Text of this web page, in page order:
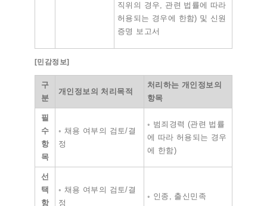
직위의 경우, 관련 법률에 따라
허용되는 경우에 한함) 및 신원
증명 보고서
[민감정보]
구
분
개인정보의 처리목적
처리하는 개인정보의
항목
필
수
항
목
◦ 채용 여부의 검토/결
정
◦ 범죄경력 (관련 법률
에 따라 허용되는 경우
에 한함)
선
택
항
◦ 채용 여부의 검토/결
정
◦ 인종, 출신민족